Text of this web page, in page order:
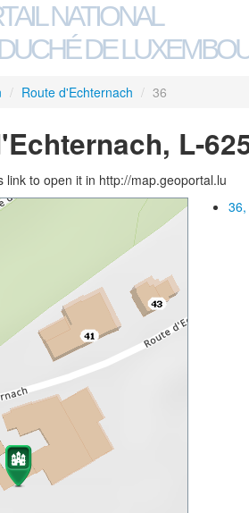
NATIONAL
DE
/ Route d'Echternach / 36
L-
link to open it in http://map.geoportal.lu